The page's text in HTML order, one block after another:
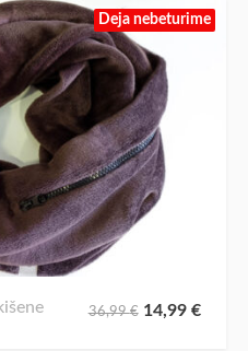
Deja nebeturime
36,99€ 14,99 €